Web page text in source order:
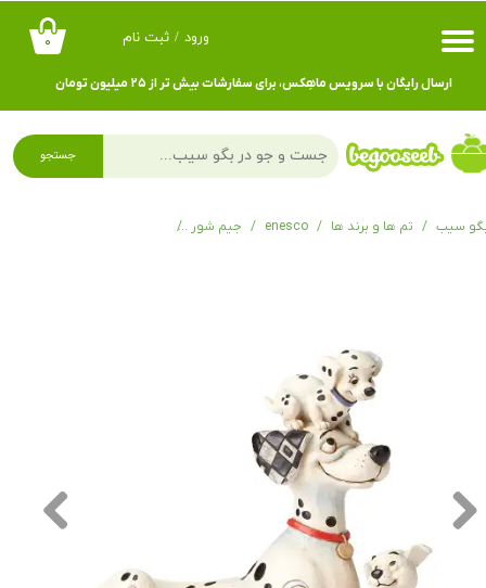
۰ ورود / ثبت نام
حساب کاربری من
تغییر گذر واژه
سفارشات
ارسال رایگان با سرویس ماهِکس، برای سفارشات بیش تر از ۲۵ میلیون تومان
جستجو
سیب تم ها و برند ها enesco جیم شور